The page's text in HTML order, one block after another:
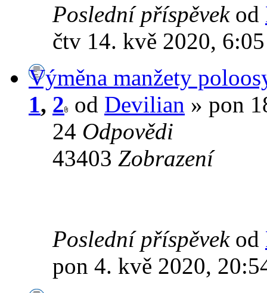
Poslední příspěvek od
čtv 14. kvě 2020, 6:05
Výměna manžety
1, 2 od Devilian » pon
24 Odpovědi
43403 Zobrazení
Poslední příspěvek od
pon 4. kvě 2020,